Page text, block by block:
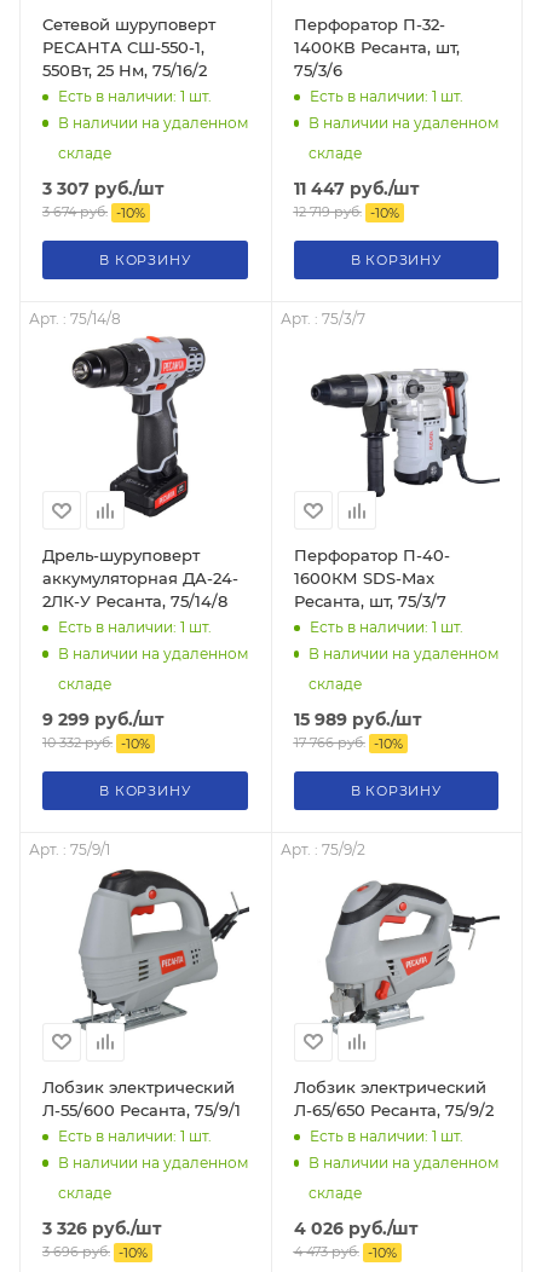
Сетевой шуруповерт
РЕСАНТА СШ-550-1,
550Вт, 25 Нм, 75/16/2
Есть в наличии: 1 шт.
В наличии на удаленном
складе
3 307 руб./шт
3 674руб. -10%
В КОРЗИНУ
Перфоратор П-32-
1400КВ Ресанта, шт,
75/3/6
Есть в наличии: 1 шт.
В наличии на удаленном
складе
11 447руб./шт
12 719руб. -10%
В КОРЗИНУ
Арт. : 75/14/8
Дрель-шуруповерт
аккумуляторная ДА-24-
2ЛК-У Ресанта, 75/14/8
Есть в наличии: 1 шт.
В наличии на удаленном
складе
9 299 руб./шт
10 332руб. -10%
В КОРЗИНУ
Арт. : 75/3/7
Перфоратор П-40-
1600КМ SDS-Max
Ресанта, шт, 75/3/7
Есть в наличии: 1 шт.
В наличии на удаленном
складе
15 989руб./шт
17 766руб. -10%
В КОРЗИНУ
Арт. : 75/9/1
Лобзик электрический
Л-55/600 Ресанта, 75/9/1
Есть в наличии: 1 шт.
В наличии на удаленном
складе
3 326 руб./шт
3 696руб. -10%
Арт. : 75/9/2
Лобзик электрический
Л-65/650 Ресанта, 75/9/2
Есть в наличии: 1 шт.
В наличии на удаленном
складе
4 026руб./шт
4 473руб. -10%